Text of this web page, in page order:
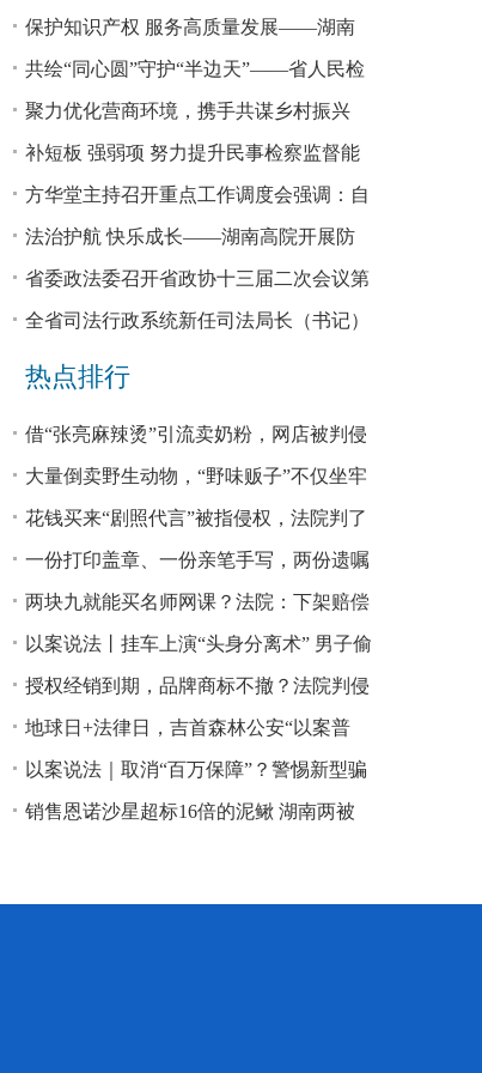
回税款损失48.2亿元
保护知识产权 服务高质量发展——湖南
省公安厅公布打击侵犯知识产权犯罪10起
典型案例
共绘“同心圆”守护“半边天”——省人民检
察院、省妇联共同主办检察开放日活动
聚力优化营商环境，携手共谋乡村振兴
—— 省法院驻大坪村工作队、村“两委”干
部赴企参观学习调研
补短板 强弱项 努力提升民事检察监督能
力
方华堂主持召开重点工作调度会强调：自
我加压 砥砺奋进 推动工作更有成效 更加
出彩
法治护航 快乐成长——湖南高院开展防
欺凌、防性侵公益普法宣讲
省委政法委召开省政协十三届二次会议第
0327号提案办理座谈会
全省司法行政系统新任司法局长（书记）
培训班开班 方华堂作专题辅导
热点排行
借“张亮麻辣烫”引流卖奶粉，网店被判侵
权！
大量倒卖野生动物，“野味贩子”不仅坐牢
还得赔钱
花钱买来“剧照代言”被指侵权，法院判了
一份打印盖章、一份亲笔手写，两份遗嘱
谁说了算？
两块九就能买名师网课？法院：下架赔偿
以案说法丨挂车上演“头身分离术” 男子偷
逃高速通行费获刑
授权经销到期，品牌商标不撤？法院判侵
权！
地球日+法律日，吉首森林公安“以案普
法”
以案说法｜取消“百万保障”？警惕新型骗
局！
销售恩诺沙星超标16倍的泥鳅 湖南两被